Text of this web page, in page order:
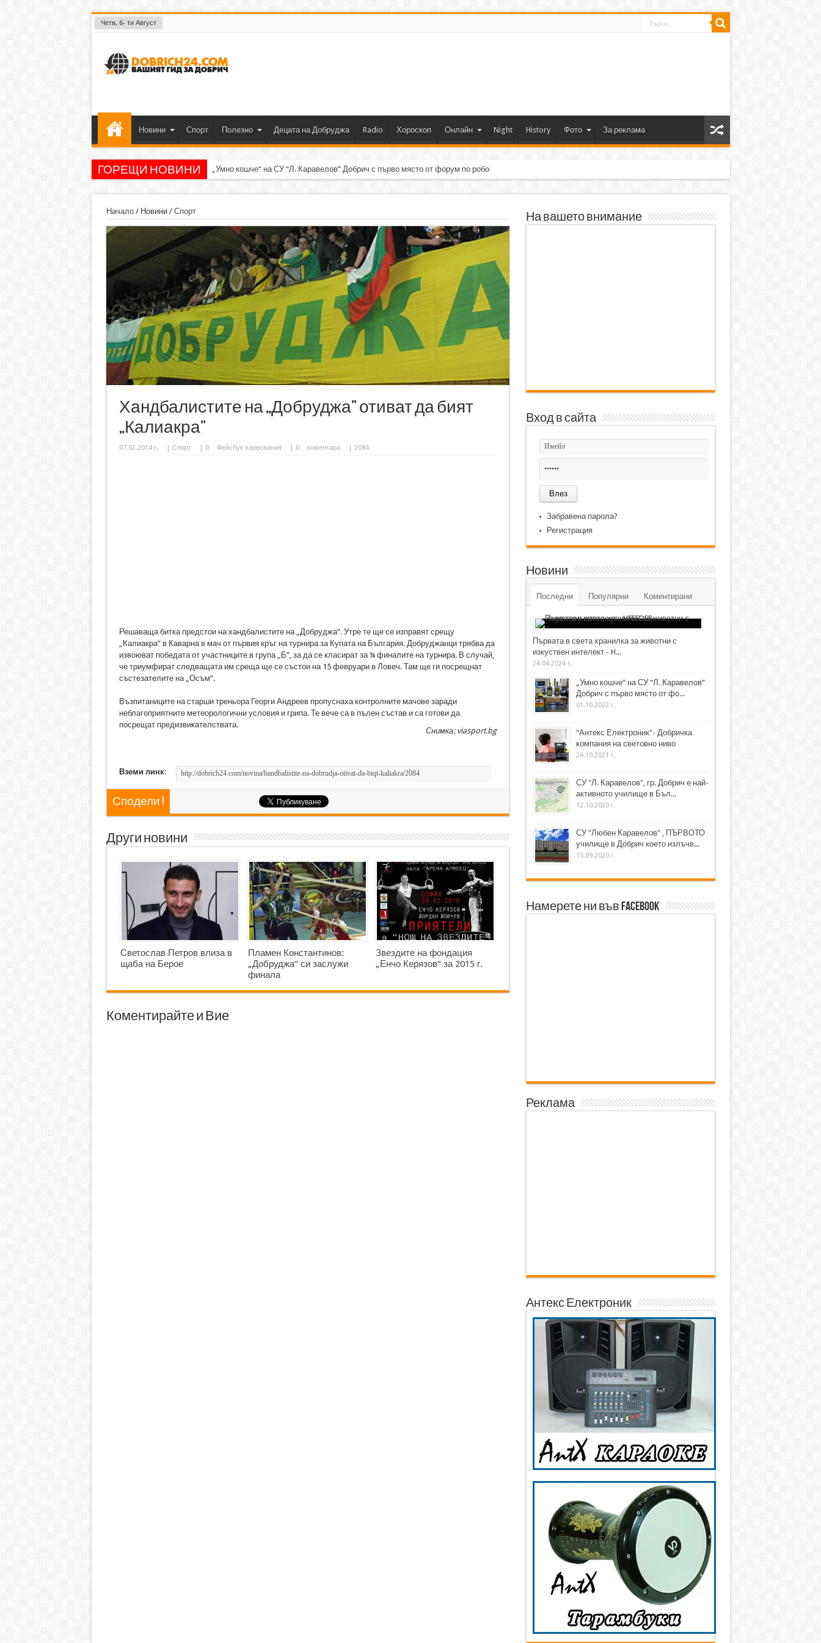
Четв, 6- ти Август
Новини Спорт Полезно Децата на Добруджа Radio Хороскоп Онлайн Night History Фото За реклама
ГОРЕЩИ НОВИНИ „Умно кошче“ на СУ “Л. Каравелов” Добрич с първо място от форум по роботика
Начало/ Новини/ Спорт
Хандбалистите на „Добруджа” отиват да бият
„Калиакра”
07.02.2014 г. | Спорт | 0 Фейсбук харесвания | 0 коментара | 2084
Решаваща битка предстои на хандбалистите на „Добруджа”. Утре те ще се изправят срещу
„Калиакра” в Каварна в мач от първия кръг на турнира за Купата на България. Добруджанци трябва да
извоюват победата от участниците в група „Б”, за да се класират за ¼ финалите на турнира. В случай,
че триумфират следващата им среща ще се състои на 15 февруари в Ловеч. Там ще ги посрещнат
състезателите на „Осъм”.
Възпитаниците на старши треньора Георги Андреев пропуснаха контролните мачове заради
неблагоприятните метеорологични условия и грипа. Те вече са в пълен състав и са готови да
посрещат предизвикателствата.
Снимка: viasport.bg
Вземи линк:
Сподели !
Други новини
Светослав Петров влиза в
щаба на Берое
Пламен Константинов:
„Добруджа“ си заслужи
финала
Звездите на фондация
„Енчо Керязов“ за 2015 г.
Коментирайте и Вие
На вашето внимание
Вход в сайта
Забравена парола?
Регистрация
Новини
Последни Популярни Коментирани
Първата в света хранилка за животни с
изкуствен интелект - H...
24.04.2024 г.
„Умно кошче“ на СУ “Л. Каравелов”
Добрич с първо място от фо...
01.10.2022 г.
"Антекс Електроник"- Добричка
компания на световно ниво
24.10.2021 г.
СУ "Л. Каравелов", гр. Добрич е най-
активното училище в Бъл...
12.10.2020 г.
СУ "Любен Каравелов" , ПЪРВОТО
училище в Добрич което излъчв...
15.09.2020 г.
Намерете ни във Facebook
Реклама
Антекс Електроник